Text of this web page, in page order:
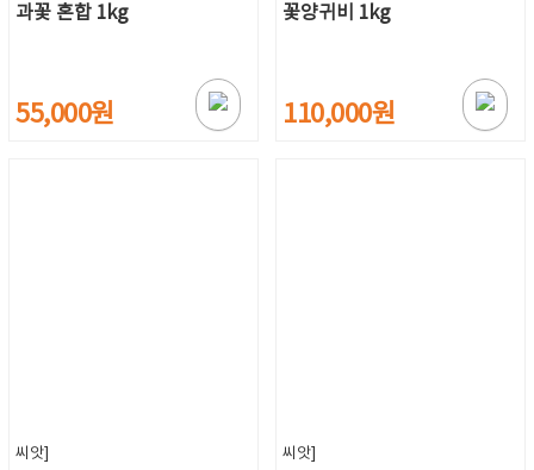
과꽃 혼합 1kg
55,000원
꽃양귀비 1kg
110,000원
씨앗] 씨앗]